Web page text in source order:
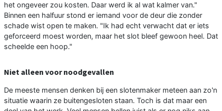
het ongeveer zou kosten. Daar werd ik al wat kalmer van."
Binnen een halfuur stond er iemand voor de deur die zonder
schade wist open te maken. "Ik had echt verwacht dat er iets
geforceerd moest worden, maar het slot bleef gewoon heel. Dat
scheelde een hoop."
Niet alleen voor noodgevallen
De meeste mensen denken bij een slotenmaker meteen aan zo'n
situatie waarin ze buitengesloten staan. Toch is dat maar een